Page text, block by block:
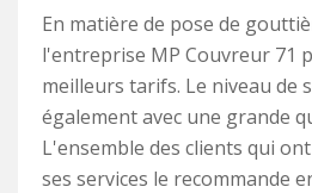
En matière de pose de
l'entreprise MP Couvreur 71
meilleurs tarifs. Le niveau de
également avec une grande
L'ensemble des clients qui
ses services le recommande